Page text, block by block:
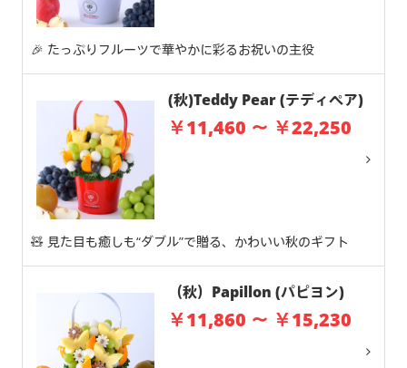
🎉 たっぷりフルーツで華やかに彩るお祝いの主役
(秋)Teddy Pear (テディペア)
￥11,460 ～ ￥22,250
🧸 見た目も癒しも“ダブル”で贈る、かわいい秋のギフト
（秋）Papillon (パピヨン)
￥11,860 ～ ￥15,230